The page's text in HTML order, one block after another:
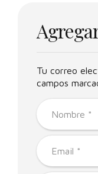
Tu correo
campos